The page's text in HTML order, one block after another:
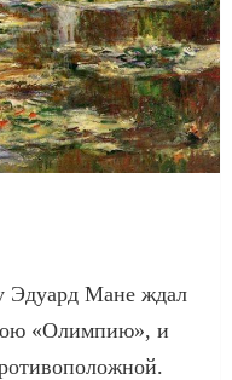
Эдуард Мане ждал
«Олимпию», и